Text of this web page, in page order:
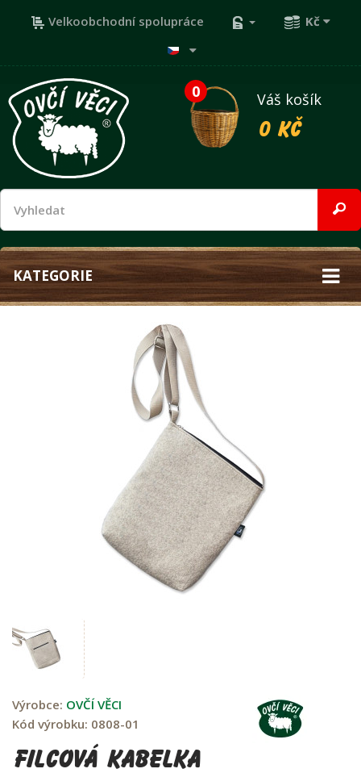
Velkoobchodní spolupráce Kč
0
Váš košík
0 Kč
KATEGORIE
Výrobce: OVČÍ VĚCI
Kód výrobku: 0808-01
Filcová kabelka